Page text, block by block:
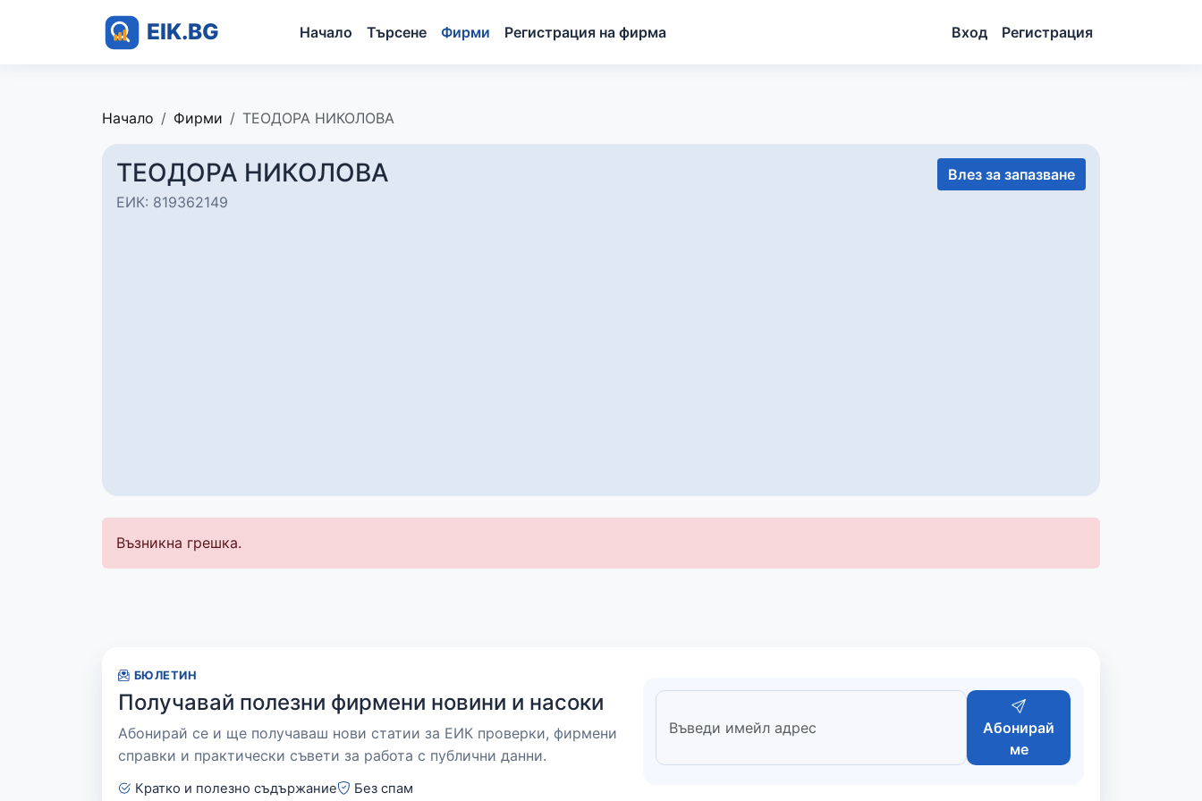
Начало Търсене Фирми Регистрация на фирма Вход Регистрация
Начало Фирми ТЕОДОРА НИКОЛОВА
ТЕОДОРА НИКОЛОВА
ЕИК: 819362149
Влез за запазване
Възникна грешка.
БЮЛЕТИН
Получавай полезни фирмени новини и насоки
Абонирай се и ще получаваш нови статии за ЕИК проверки, фирмени
справки и практически съвети за работа с публични данни.
Кратко и полезно съдържание Без спам
Абонирай
ме